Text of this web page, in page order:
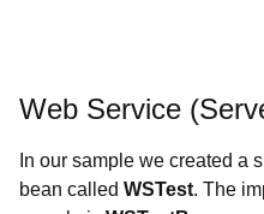
Web Service
In our sample we created a
bean called WSTest. The